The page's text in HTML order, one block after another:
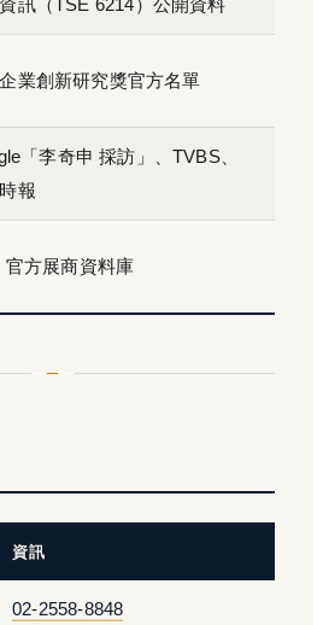
訊（TSE 6214）公開資料
業創新研究獎官方名單
「李奇申 採訪」、TVBS、
報
官方展商資料庫
資訊
02-2558-8848